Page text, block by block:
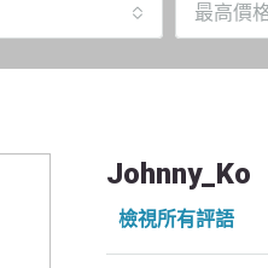
最高價
Johnny_Ko
檢視所有評語